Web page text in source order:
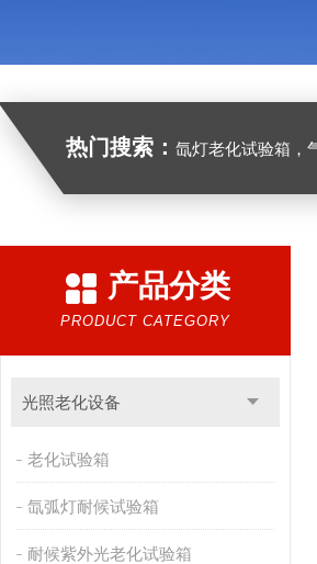
热门搜索： 氙灯老化试验箱，气体腐蚀试验箱，
产品分类
PRODUCT CATEGORY
光照老化设备
老化试验箱
氙弧灯耐候试验箱
耐候紫外光老化试验箱